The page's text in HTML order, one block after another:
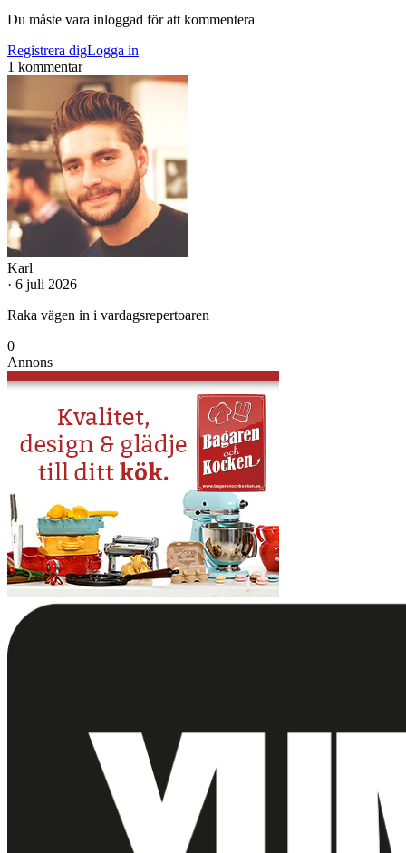
Du måste vara inloggad för att kommentera
Registrera digLogga in
1 kommentar
Karl
· 6 juli 2026
Raka vägen in i vardagsrepertoaren
0
Annons